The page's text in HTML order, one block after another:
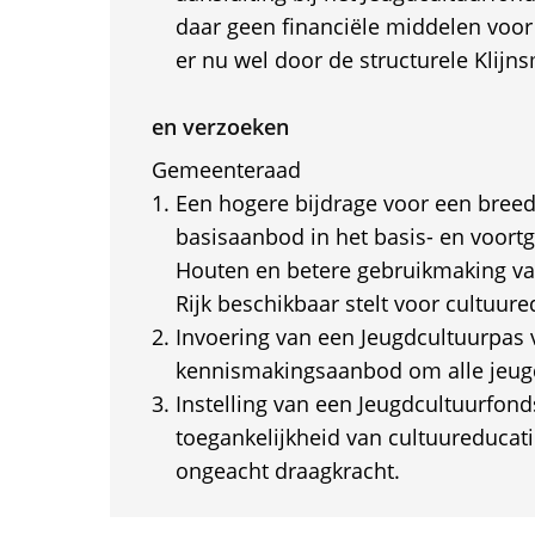
daar geen financiële middelen
er nu wel door de structurele
en verzoeken
Gemeenteraad
Een hogere bijdrage voor een
basisaanbod in het basis- en
Houten en betere gebruikmaking
Rijk beschikbaar stelt voor
Invoering van een Jeugdcultuurpas
kennismakingsaanbod om alle
Instelling van een
toegankelijkheid van
ongeacht draagkracht.